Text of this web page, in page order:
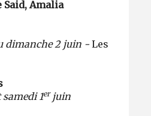
Amalia
dimanche 2 juin -Les
samedi 1erjuin